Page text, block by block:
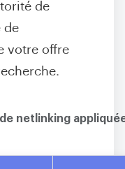
de
de
votre offre
netlinking